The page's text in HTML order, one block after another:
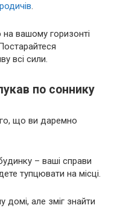
родичів.
на вашому горизонті
всі сили.
по соннику
що ви даремно
– ваші справи
тупцювати на місці.
домі, але зміг знайти